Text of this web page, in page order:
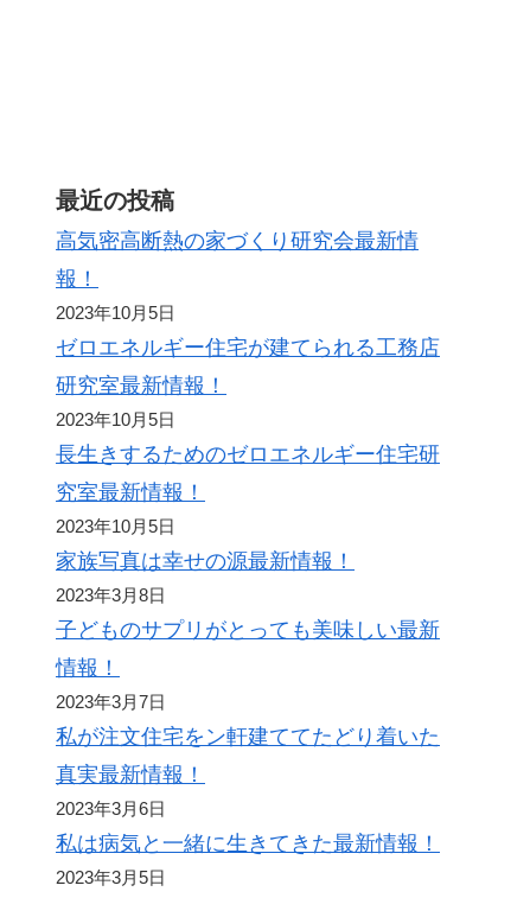
最近の投稿
高気密高断熱の家づくり研究会最新情
報！
2023年10月5日
ゼロエネルギー住宅が建てられる工務店
研究室最新情報！
2023年10月5日
長生きするためのゼロエネルギー住宅研
究室最新情報！
2023年10月5日
家族写真は幸せの源最新情報！
2023年3月8日
子どものサプリがとっても美味しい最新
情報！
2023年3月7日
私が注文住宅をン軒建ててたどり着いた
真実最新情報！
2023年3月6日
私は病気と一緒に生きてきた最新情報！
2023年3月5日